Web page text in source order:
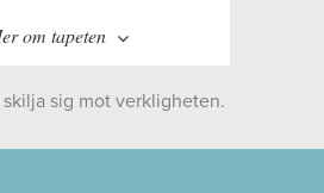
om tapeten
skilja sig mot verkligheten.